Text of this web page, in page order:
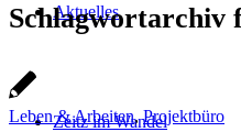
Aktuelles
Zeitz im Wandel
Schlagwortarchiv
Leben & Arbeiten,Projektbüro